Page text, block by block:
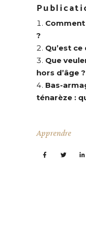
?
Qu’est ce
Que
hors d’âge ?
Bas-
ténarèze :
Apprendre